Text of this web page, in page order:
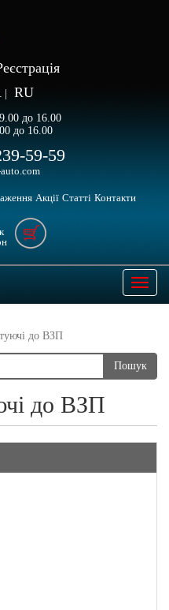
RU
до 16.00
до 16.00
59-59
Акції Статті Контакти
Open
до ВЗП
Пошук
до ВЗП